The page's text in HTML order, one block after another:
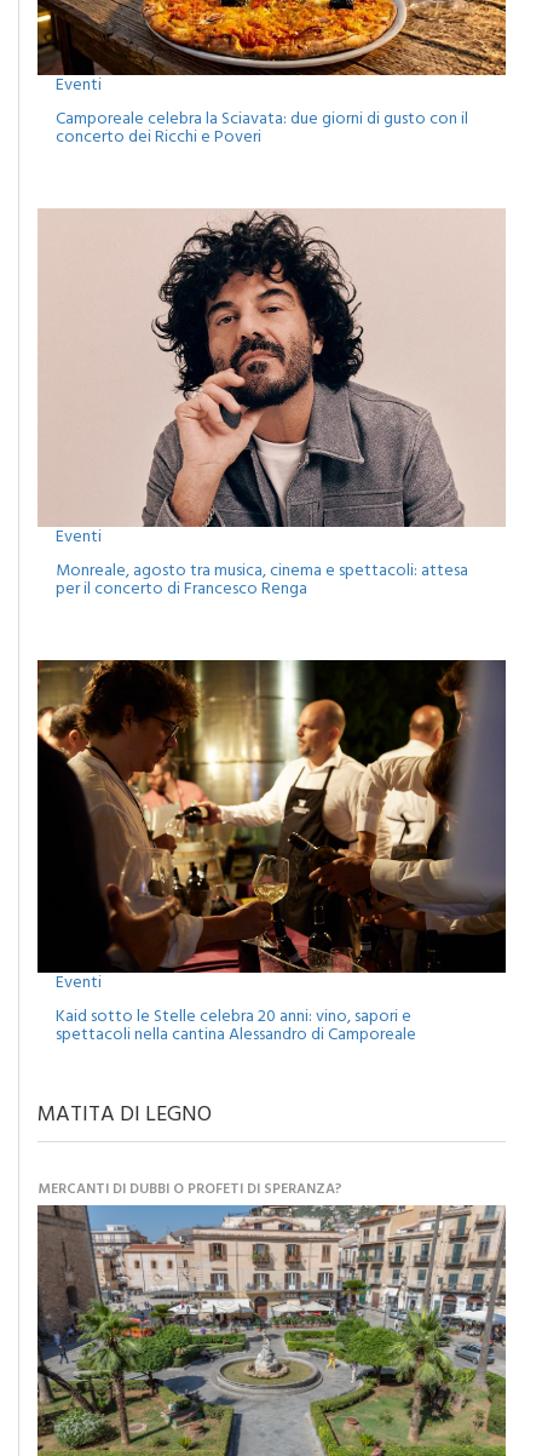
Eventi
Camporeale celebra la Sciavata: due giorni di gusto con il
concerto dei Ricchi e Poveri
Eventi
Monreale, agosto tra musica, cinema e spettacoli: attesa
per il concerto di Francesco Renga
Eventi
Kaid sotto le Stelle celebra 20 anni: vino, sapori e
spettacoli nella cantina Alessandro di Camporeale
MATITA DI LEGNO
MERCANTI DI DUBBI O PROFETI DI SPERANZA?